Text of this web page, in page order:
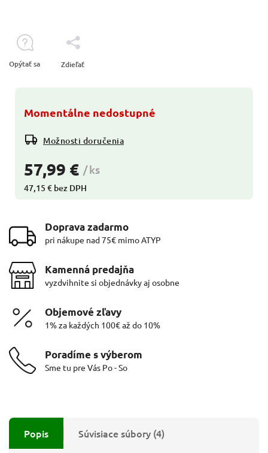
57,99 € / ks
47,15 € bez DPH
Momentálne nedostupné
Možnosti doručenia
Opýtať sa Zdieľať
Doprava zadarmo
pri nákupe nad 75€ mimo ATYP
Kamenná predajňa
vyzdvihnite si objednávky aj osobne
Objemové zľavy
1% za každých 100€ až do 10%
Poradíme s výberom
Sme tu pre Vás Po - So
Popis Súvisiace súbory (4)